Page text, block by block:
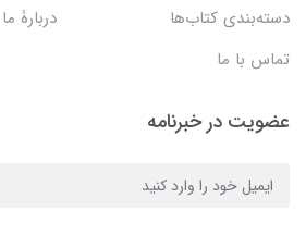
دسته‌بندی کتاب‌ها
دربارۀ ما
تماس با ما
عضویت در خبرنامه